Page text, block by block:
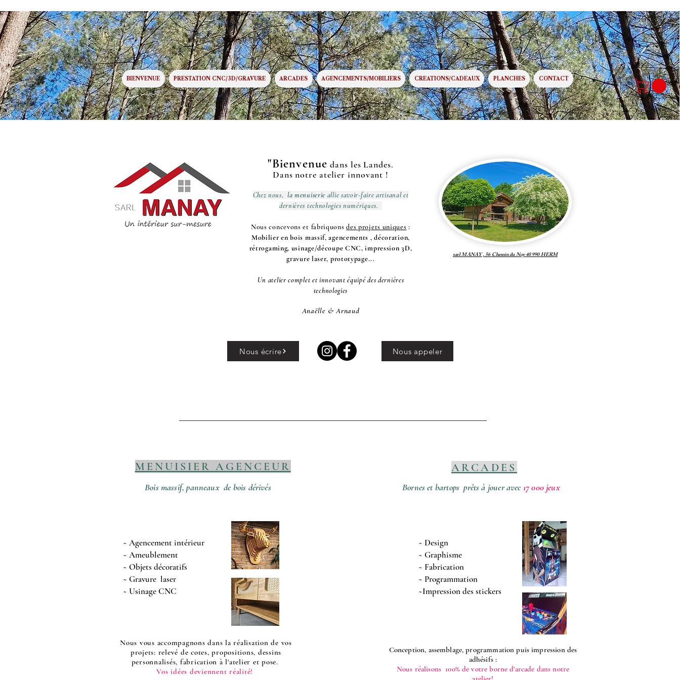
BIENVENUE PRESTATION CNC/3D/GRAVURE ARCADES AGENCEMENTS/MOBILIERS CREATIONS/CADEAUX PLANCHES CONTACT
"Bienvenue dans les Landes.
Dans notre atelier innovant !
Chez nous, la menuiserie allie savoir-faire artisanal et
dernières technologies numériques.
Nous concevons et fabriquonsdes projets uniques :
Mobilier en bois massif, agencements , décoration,
rétrogaming, usinage/découpe CNC, impression 3D,
gravure laser, prototypage...
Un atelier complet et innovant équipé des dernières
technologies
Anaëlle & Arnaud
sarl MANAY , 56 Chemin du Noy 40 990 HERM
Nous écrire Nous appeler
MENUISIER AGENCEUR
Bois massif, panneaux de bois dérivés
~ Agencement intérieur
~ Ameublement
~ Objets décoratifs
~ Gravure laser
~ Usinage CNC
Nous vous accompagnons dans la réalisation de vos
projets: relevé de cotes, propositions, dessins
personnalisés, fabrication à l'atelier et pose.
Vos idées deviennent réalité!
ARCADES
Bornes et bartops prêts à jouer avec 17 000 jeux
~ Design
~ Graphisme
~ Fabrication
~ Programmation
~Impression des stickers
Conception, assemblage, programmation puis impression des
adhésifs :
Nous réalisons 100% de votre borne d'arcade dans notre